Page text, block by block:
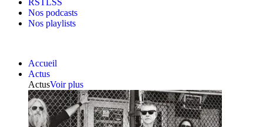
RSTLSS
Nos podcasts
Nos playlists
Accueil
Actus
ActusVoir plus